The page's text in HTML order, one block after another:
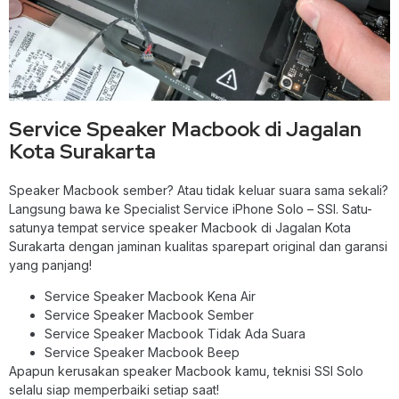
Service Speaker Macbook di Jagalan
Kota Surakarta
Speaker Macbook sember? Atau tidak keluar suara sama sekali?
Langsung bawa ke Specialist Service iPhone Solo – SSI. Satu-
satunya tempat service speaker Macbook di Jagalan Kota
Surakarta dengan jaminan kualitas sparepart original dan garansi
yang panjang!
Service Speaker Macbook Kena Air
Service Speaker Macbook Sember
Service Speaker Macbook Tidak Ada Suara
Service Speaker Macbook Beep
Apapun kerusakan speaker Macbook kamu, teknisi SSI Solo
selalu siap memperbaiki setiap saat!